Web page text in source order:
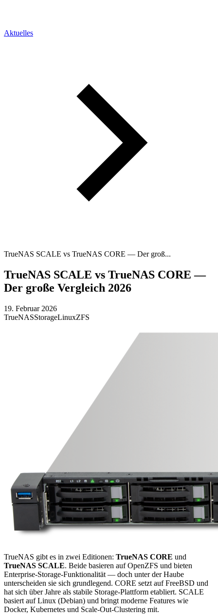
Aktuelles
TrueNAS SCALE vs TrueNAS CORE — Der groß...
TrueNAS SCALE vs TrueNAS CORE —
Der große Vergleich 2026
19. Februar 2026
TrueNASStorageLinuxZFS
TrueNAS gibt es in zwei Editionen: TrueNAS CORE und
TrueNAS SCALE. Beide basieren auf OpenZFS und bieten
Enterprise-Storage-Funktionalität — doch unter der Haube
unterscheiden sie sich grundlegend. CORE setzt auf FreeBSD und
hat sich über Jahre als stabile Storage-Plattform etabliert. SCALE
basiert auf Linux (Debian) und bringt moderne Features wie
Docker, Kubernetes und Scale-Out-Clustering mit.